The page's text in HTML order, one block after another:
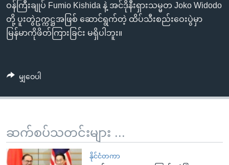
ကြည့်
ရန်
ရှာဖွေ
သို့
ဘာသာစကားများ
ဝန်ကြီးချုပ် Fumio Kishida နဲ့ အင်ဒိုနီးရှားသမ္မတ Joko Widodo
တို့ ပူးတွဲဥက္ကဋ္ဌအဖြစ် ဆောင်ရွက်တဲ့ ထိပ်သီးစည်းဝေးပွဲမှာ
မြန်မာကိုဖိတ်ကြားခြင်း မရှိပါဘူး။
မျှဝေပါ
ဆက်စပ်သတင်းများ ...
နိုင်ငံတကာ